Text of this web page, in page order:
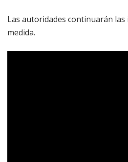
Las autoridades continuarán
medida.